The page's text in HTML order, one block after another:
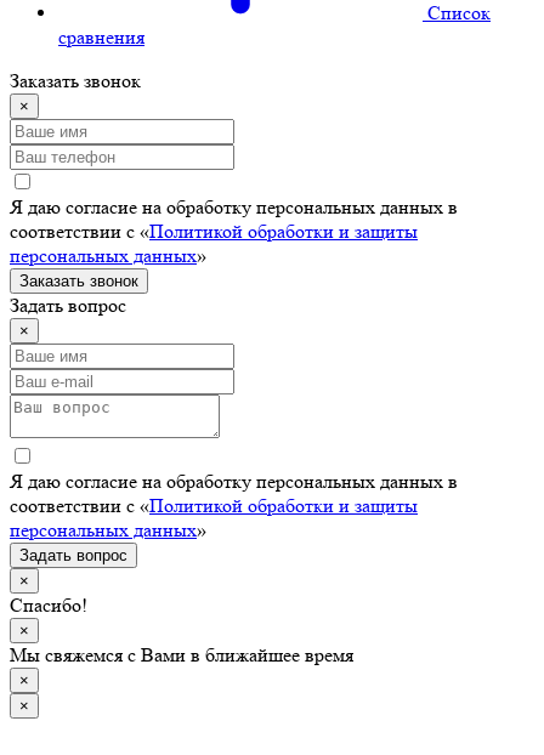
Cписок
сравнения
Заказать звонок
×
Я даю согласие на обработку персональных данных в
соответствии с «Политикой обработки и защиты
персональных данных»
Заказать звонок
Задать вопрос
×
Я даю согласие на обработку персональных данных в
соответствии с «Политикой обработки и защиты
персональных данных»
Задать вопрос
×
Спасибо!
×
Мы свяжемся с Вами в ближайшее время
×
×